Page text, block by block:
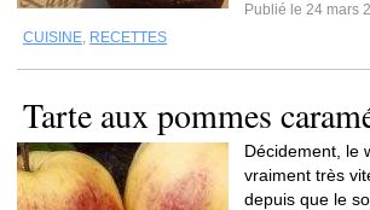
Publié le 24 mars
CUISINE, RECETTES
Tarte aux pommes
Décidement, le
vraiment très
depuis que le